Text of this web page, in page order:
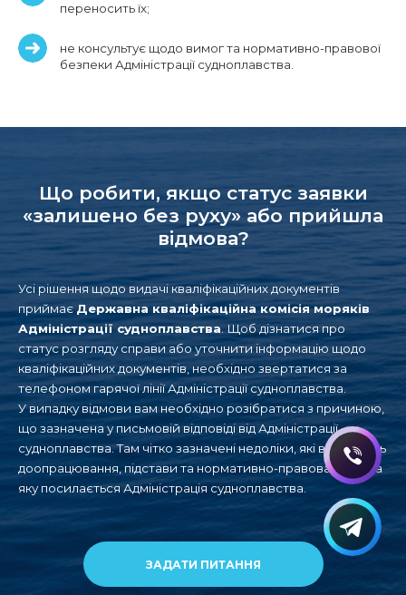
переносить їх;
не консультує щодо вимог та нормативно-правової
безпеки Адміністрації судноплавства.
Що робити, якщо статус заявки
«залишено без руху» або прийшла
відмова?
Усі рішення щодо видачі кваліфікаційних документів
приймаєДержавна кваліфікаційна комісія моряків
Адміністрації судноплавства. Щоб дізнатися про
статус розгляду справи або уточнити інформацію щодо
кваліфікаційних документів, необхідно звертатися за
телефоном гарячої лінії Адміністрації судноплавства.
У випадку відмови вам необхідно розібратися з причиною,
що зазначена у письмовій відповіді від Адміністрації
судноплавства. Там чітко зазначені недоліки, які вимагають
доопрацювання, підстави та нормативно-правова база, на
яку посилається Адміністрація судноплавства.
ЗАДАТИ ПИТАННЯ